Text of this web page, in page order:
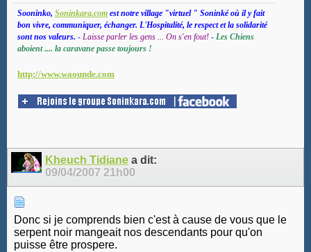
Sooninko, Soninkara.com est notre village "virtuel " Soninké où il y fait
bon vivre, communiquer, échanger. L'Hospitalité, le respect et la solidarité
sont nos valeurs. - Laisse parler les gens ... On s'en fout! - Les Chiens
aboient .... la caravane passe toujours !
http://www.waounde.com
Kheuch Tidiane a dit:
09/04/2007 21h00
Donc si je comprends bien c'est à cause de vous que le
serpent noir mangeait nos descendants pour qu'on
puisse être prospere.